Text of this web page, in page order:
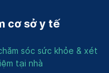
cơ sở y tế
sóc sức khỏe & xét
tại nhà